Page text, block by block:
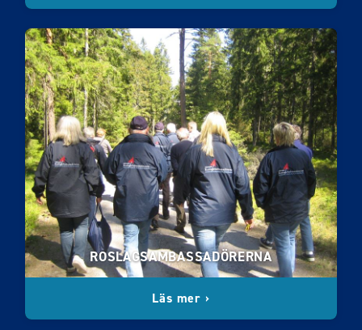
ROSLAGSAMBASSADÖRERNA
Läs mer ›